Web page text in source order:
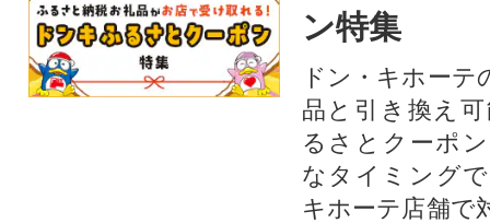
ン特集
ドン・キホーテ
品と引き換え
るさとクーポ
なタイミング
キホーテ店舗で